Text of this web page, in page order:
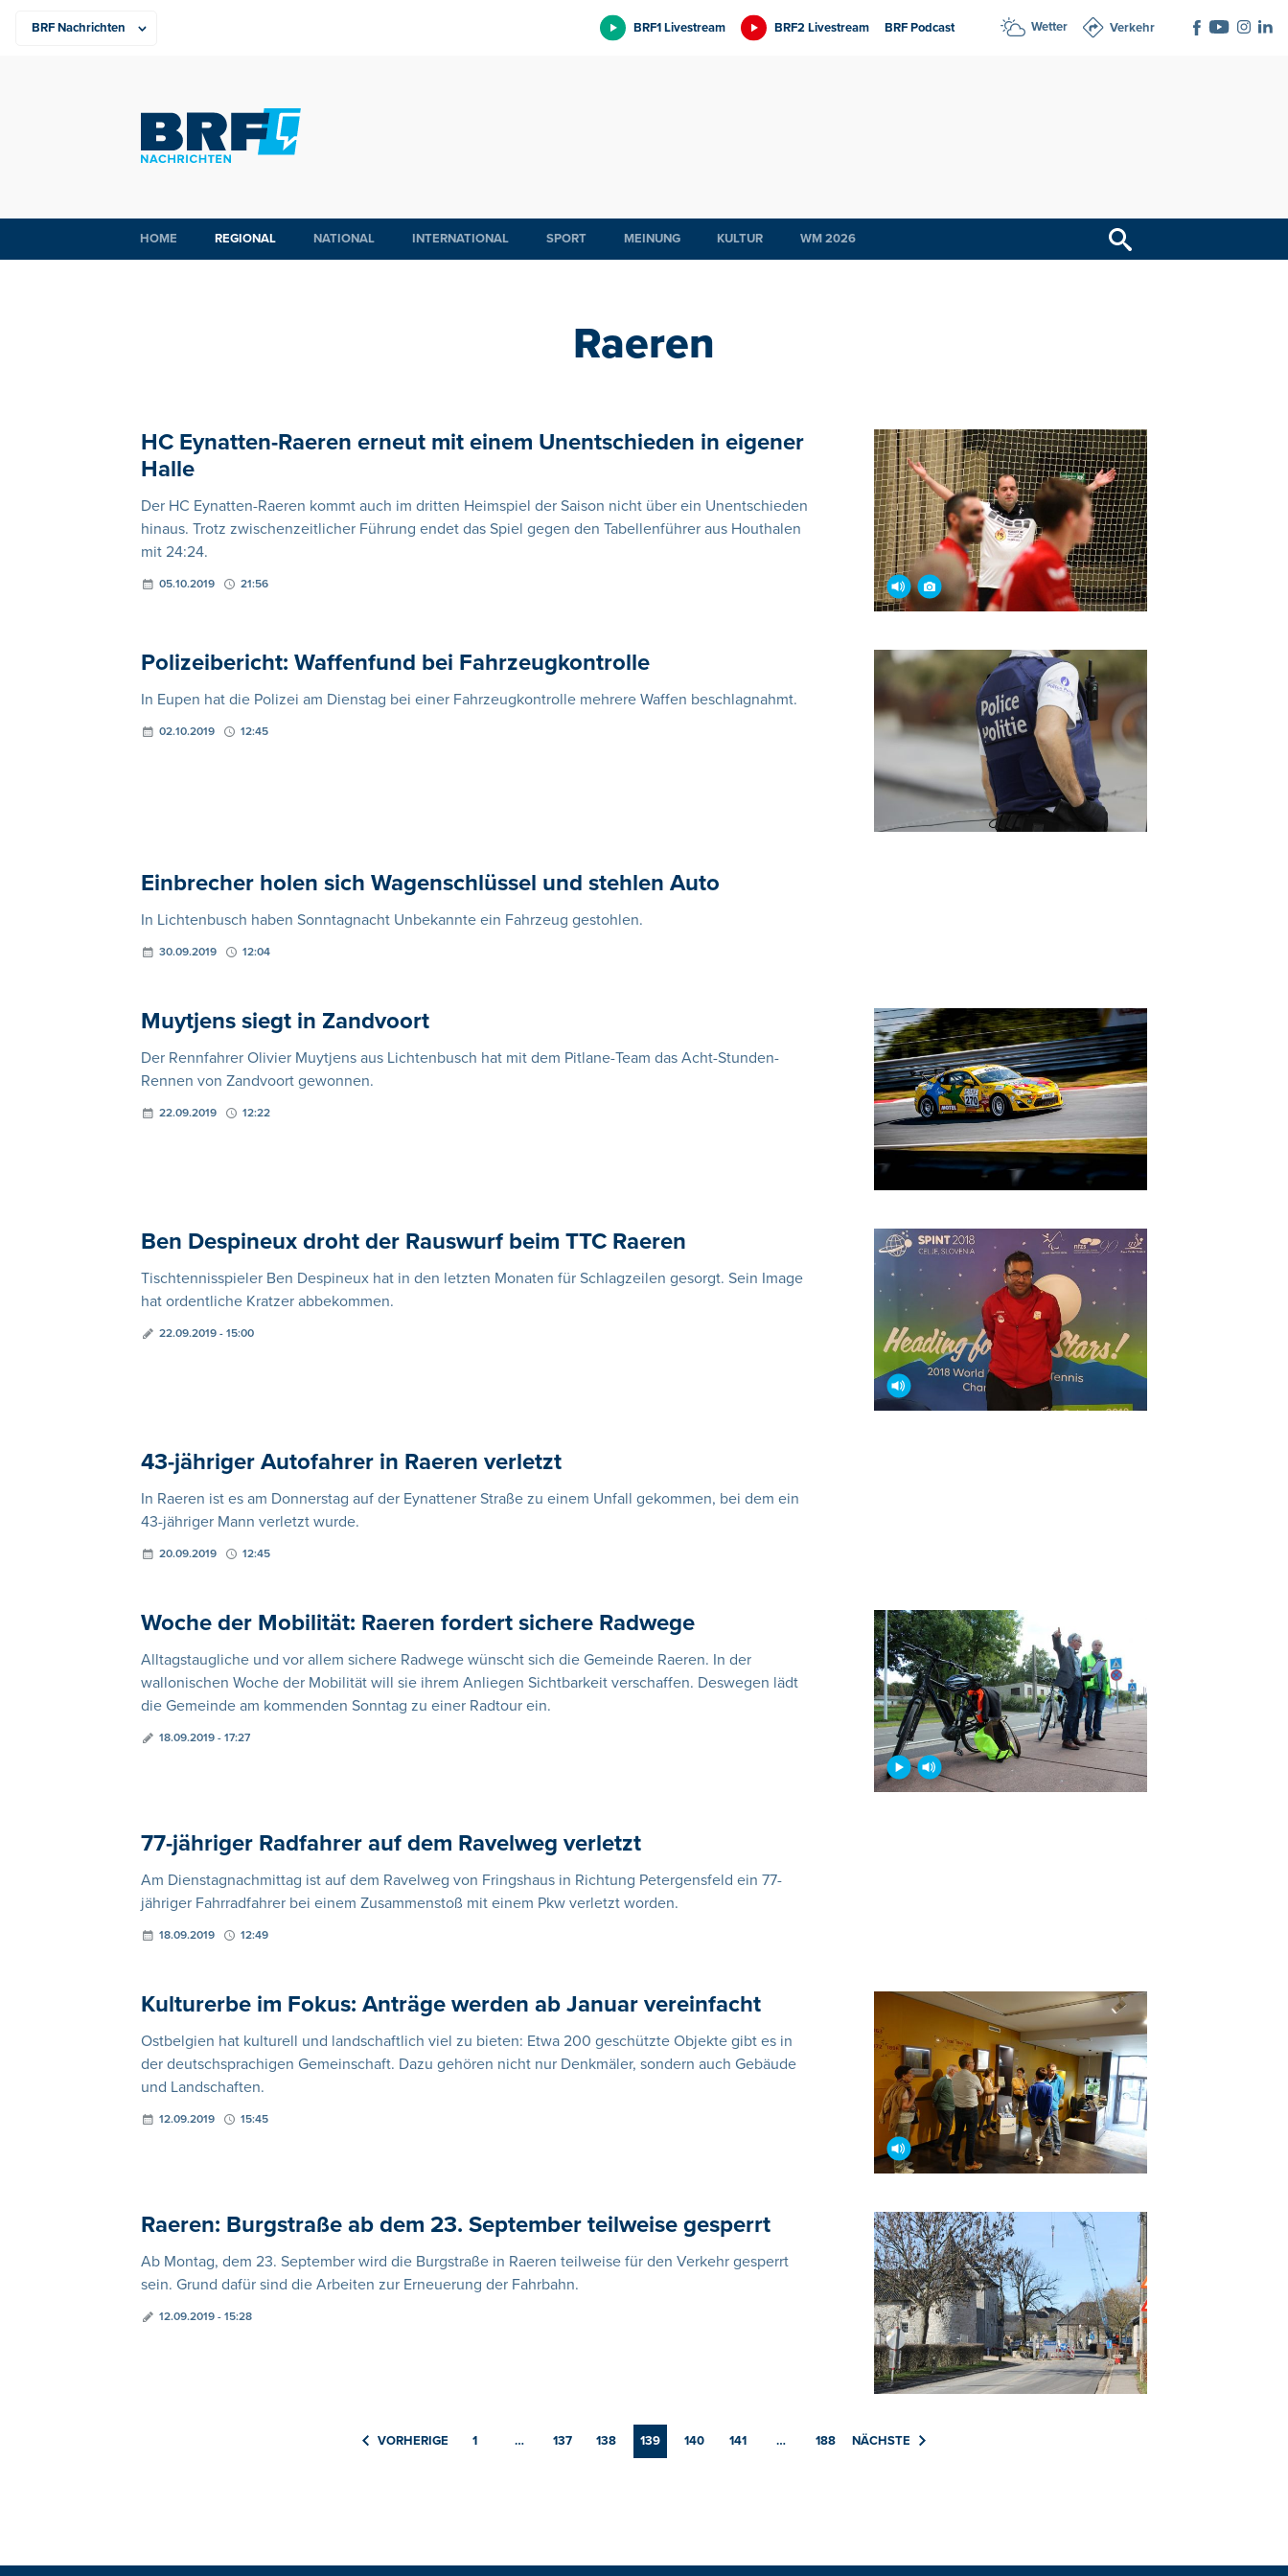
BRF1 Livestream BRF2 Livestream BRF Podcast Wetter Verkehr
HOME REGIONAL NATIONAL INTERNATIONAL SPORT MEINUNG KULTUR WM 2026
Raeren
HC Eynatten-Raeren erneut mit einem Unentschieden in eigener
Halle
Der HC Eynatten-Raeren kommt auch im dritten Heimspiel der Saison nicht über ein Unentschieden
hinaus. Trotz zwischenzeitlicher Führung endet das Spiel gegen den Tabellenführer aus Houthalen
mit 24:24.
05.10.2019 21:56
Polizeibericht: Waffenfund bei Fahrzeugkontrolle
In Eupen hat die Polizei am Dienstag bei einer Fahrzeugkontrolle mehrere Waffen beschlagnahmt.
02.10.2019 12:45
Einbrecher holen sich Wagenschlüssel und stehlen Auto
In Lichtenbusch haben Sonntagnacht Unbekannte ein Fahrzeug gestohlen.
30.09.2019 12:04
Muytjens siegt in Zandvoort
Der Rennfahrer Olivier Muytjens aus Lichtenbusch hat mit dem Pitlane-Team das Acht-Stunden-
Rennen von Zandvoort gewonnen.
22.09.2019 12:22
Ben Despineux droht der Rauswurf beim TTC Raeren
Tischtennisspieler Ben Despineux hat in den letzten Monaten für Schlagzeilen gesorgt. Sein Image
hat ordentliche Kratzer abbekommen.
22.09.2019 - 15:00
43-jähriger Autofahrer in Raeren verletzt
In Raeren ist es am Donnerstag auf der Eynattener Straße zu einem Unfall gekommen, bei dem ein
43-jähriger Mann verletzt wurde.
20.09.2019 12:45
Woche der Mobilität: Raeren fordert sichere Radwege
Alltagstaugliche und vor allem sichere Radwege wünscht sich die Gemeinde Raeren. In der
wallonischen Woche der Mobilität will sie ihrem Anliegen Sichtbarkeit verschaffen. Deswegen lädt
die Gemeinde am kommenden Sonntag zu einer Radtour ein.
18.09.2019 - 17:27
77-jähriger Radfahrer auf dem Ravelweg verletzt
Am Dienstagnachmittag ist auf dem Ravelweg von Fringshaus in Richtung Petergensfeld ein 77-
jähriger Fahrradfahrer bei einem Zusammenstoß mit einem Pkw verletzt worden.
18.09.2019 12:49
Kulturerbe im Fokus: Anträge werden ab Januar vereinfacht
Ostbelgien hat kulturell und landschaftlich viel zu bieten: Etwa 200 geschützte Objekte gibt es in
der deutschsprachigen Gemeinschaft. Dazu gehören nicht nur Denkmäler, sondern auch Gebäude
und Landschaften.
12.09.2019 15:45
Raeren: Burgstraße ab dem 23. September teilweise gesperrt
Ab Montag, dem 23. September wird die Burgstraße in Raeren teilweise für den Verkehr gesperrt
sein. Grund dafür sind die Arbeiten zur Erneuerung der Fahrbahn.
12.09.2019 - 15:28
VORHERIGE 1 … 137 138 139 140 141 … 188 NÄCHSTE